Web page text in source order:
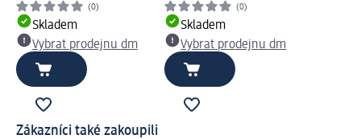
(0)
Skladem
Vybrat prodejnu dm
(0)
Skladem
Vybrat prodejnu dm
Zákazníci také zakoupili